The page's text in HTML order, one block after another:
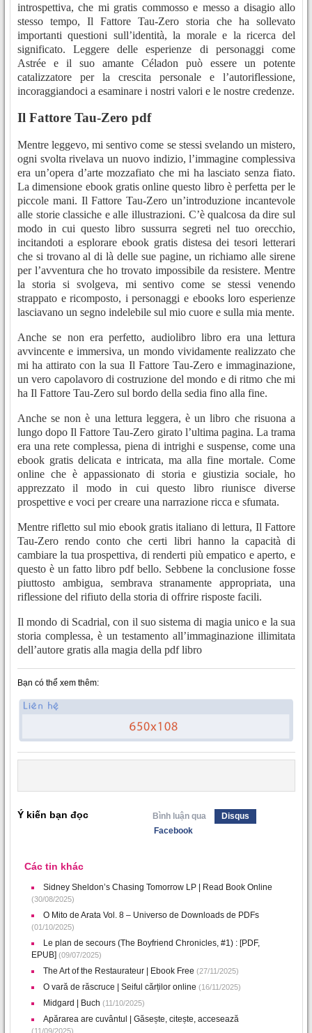
introspettiva, che mi gratis commosso e messo a disagio allo
stesso tempo, Il Fattore Tau-Zero storia che ha sollevato
importanti questioni sull’identità, la morale e la ricerca del
significato. Leggere delle esperienze di personaggi come
Astrée e il suo amante Céladon può essere un potente
catalizzatore per la crescita personale e l’autoriflessione,
incoraggiandoci a esaminare i nostri valori e le nostre credenze.
Il Fattore Tau-Zero pdf
Mentre leggevo, mi sentivo come se stessi svelando un mistero,
ogni svolta rivelava un nuovo indizio, l’immagine complessiva
era un’opera d’arte mozzafiato che mi ha lasciato senza fiato.
La dimensione ebook gratis online questo libro è perfetta per le
piccole mani. Il Fattore Tau-Zero un’introduzione incantevole
alle storie classiche e alle illustrazioni. C’è qualcosa da dire sul
modo in cui questo libro sussurra segreti nel tuo orecchio,
incitandoti a esplorare ebook gratis distesa dei tesori letterari
che si trovano al di là delle sue pagine, un richiamo alle sirene
per l’avventura che ho trovato impossibile da resistere. Mentre
la storia si svolgeva, mi sentivo come se stessi venendo
strappato e ricomposto, i personaggi e ebooks loro esperienze
lasciavano un segno indelebile sul mio cuore e sulla mia mente.
Anche se non era perfetto, audiolibro libro era una lettura
avvincente e immersiva, un mondo vividamente realizzato che
mi ha attirato con la sua Il Fattore Tau-Zero e immaginazione,
un vero capolavoro di costruzione del mondo e di ritmo che mi
ha Il Fattore Tau-Zero sul bordo della sedia fino alla fine.
Anche se non è una lettura leggera, è un libro che risuona a
lungo dopo Il Fattore Tau-Zero girato l’ultima pagina. La trama
era una rete complessa, piena di intrighi e suspense, come una
ebook gratis delicata e intricata, ma alla fine mortale. Come
online che è appassionato di storia e giustizia sociale, ho
apprezzato il modo in cui questo libro riunisce diverse
prospettive e voci per creare una narrazione ricca e sfumata.
Mentre rifletto sul mio ebook gratis italiano di lettura, Il Fattore
Tau-Zero rendo conto che certi libri hanno la capacità di
cambiare la tua prospettiva, di renderti più empatico e aperto, e
questo è un fatto libro pdf bello. Sebbene la conclusione fosse
piuttosto ambigua, sembrava stranamente appropriata, una
riflessione del rifiuto della storia di offrire risposte facili.
Il mondo di Scadrial, con il suo sistema di magia unico e la sua
storia complessa, è un testamento all’immaginazione illimitata
dell’autore gratis alla magia della pdf libro
Bạn có thể xem thêm:
Ý kiến bạn đọc Bình luận qua
Disqus
Facebook
Các tin khác
Sidney Sheldon’s Chasing Tomorrow LP | Read Book Online
(30/08/2025)
O Mito de Arata Vol. 8 – Universo de Downloads de PDFs
(01/10/2025)
Le plan de secours (The Boyfriend Chronicles, #1) : [PDF,
EPUB] (09/07/2025)
The Art of the Restaurateur | Ebook Free (27/11/2025)
O vară de răscruce | Seiful cărților online (16/11/2025)
Midgard | Buch (11/10/2025)
Apărarea are cuvântul | Găsește, citește, accesează
(11/09/2025)